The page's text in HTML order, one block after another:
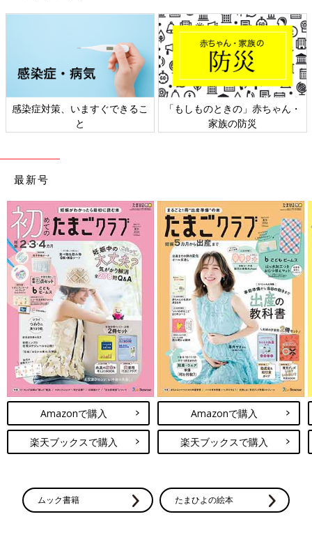
クーザ クラッチタイプ マルチケース くまのプーさん DMC-2503
保険証や母子手帳をまとめるのに便利なケース
Amazonで見る
くまのプーさんデザインのクラッチタイプジャバラ式マルチケー
ス。ジャバラ式だと何が入っているか見えやすい。
開け口：ファスナー式
【口コミピックアップ】
大きな母子手帳でも2組入ります。兄妹のまとめて入れてます。
大変便利な作りになってます。
ジャバラタイプの母子手帳ケース人気ブランド
３ディズニー好きにはたまらない【クーザ】ジャバラ式マ
ルチケース
感染症対策、いますぐできるこ
と
「もしものときの」赤ちゃん・
家族の防災
最新号
Amazonで購入
楽天ブックスで購入
Amazonで購入
楽天ブックスで購入
ムック書籍 たまひよの絵本